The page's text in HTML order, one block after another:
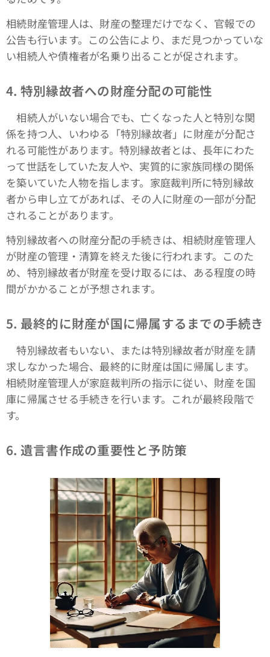
相続財産管理人は、財産の整理だけでなく、官報での
公告も行います。この公告により、まだ見つかっていな
い相続人や債権者が名乗り出ることが促されます。
4. 特別縁故者への財産分配の可能性
相続人がいない場合でも、亡くなった人と特別な関
係を持つ人、いわゆる「特別縁故者」に財産が分配さ
れる可能性があります。特別縁故者とは、長年にわた
って世話をしていた友人や、実質的に家族同様の関係
を築いていた人物を指します。家庭裁判所に特別縁故
者から申し立てがあれば、その人に財産の一部が分配
されることがあります。
特別縁故者への財産分配の手続きは、相続財産管理人
が財産の管理・清算を終えた後に行われます。このた
め、特別縁故者が財産を受け取るには、ある程度の時
間がかかることが予想されます。
5. 最終的に財産が国に帰属するまでの手続き
特別縁故者もいない、または特別縁故者が財産を請
求しなかった場合、最終的に財産は国に帰属します。
相続財産管理人が家庭裁判所の指示に従い、財産を国
庫に帰属させる手続きを行います。これが最終段階で
す。
6. 遺言書作成の重要性と予防策